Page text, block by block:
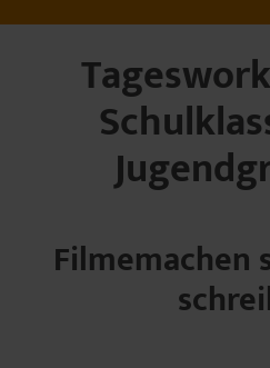
Filmemachen